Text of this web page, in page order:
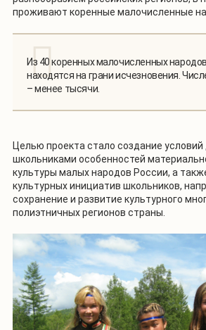
проживают коренные малочисленные
Из 40 коренных малочисленных
находятся на грани исчезновения.
– менее тысячи.
Целью проекта стало создание условий
школьниками особенностей
культуры малых народов России, а
культурных инициатив школьников,
сохранение и развитие культурного
полиэтничных регионов страны.